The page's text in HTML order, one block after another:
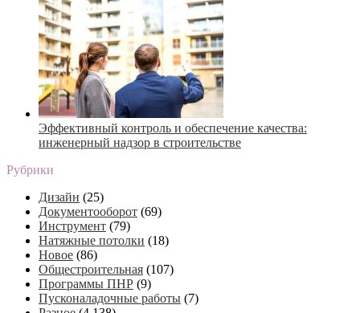
Эффективный контроль и обеспечение качества:
инженерный надзор в строительстве
Рубрики
Дизайн (25)
Документооборот (69)
Инструмент (79)
Натяжные потолки (18)
Новое (86)
Общестроительная (107)
Программы ПНР (9)
Пусконаладочные работы (7)